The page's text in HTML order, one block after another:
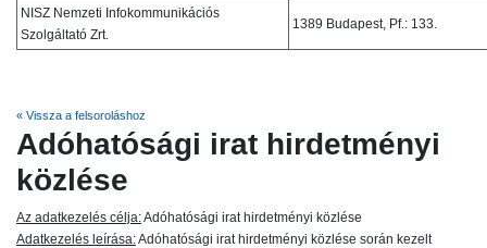
NISZ Nemzeti Infokommunikációs
Szolgáltató Zrt.
1389 Budapest, Pf.: 133.
« Vissza a felsoroláshoz
Adóhatósági irat hirdetményi
közlése
Az adatkezelés célja:Adóhatósági irat hirdetményi közlése
Adatkezelés leírása:Adóhatósági irat hirdetményi közlése során kezelt